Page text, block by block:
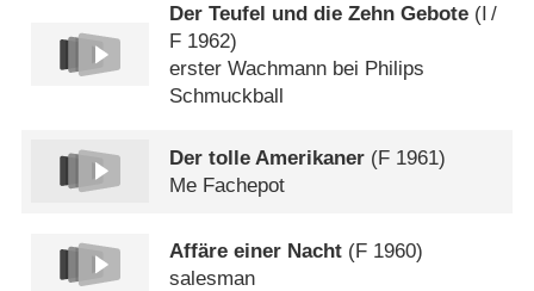
Der Teufel und die Zehn Gebote (I /
F 1962)
erster Wachmann bei Philips
Schmuckball
Der tolle Amerikaner (F 1961)
Me Fachepot
Affäre einer Nacht (F 1960)
salesman